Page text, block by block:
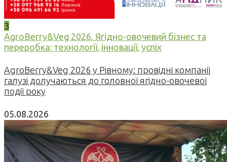
3
AgroBerry&Veg 2026. Ягідно-овочевий бізнес та
переробка: технології, інновації, успіх
AgroBerry&Veg 2026 у Рівному: провідні компанії
галузі долучаються до головної ягідно-овочевої
події року
05.08.2026